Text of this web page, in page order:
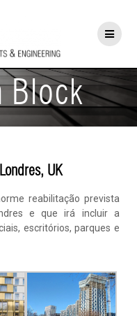
Block
UK
reabilitação prevista
e que irá incluir a
escritórios, parques e